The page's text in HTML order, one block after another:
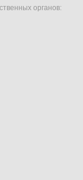
органов: